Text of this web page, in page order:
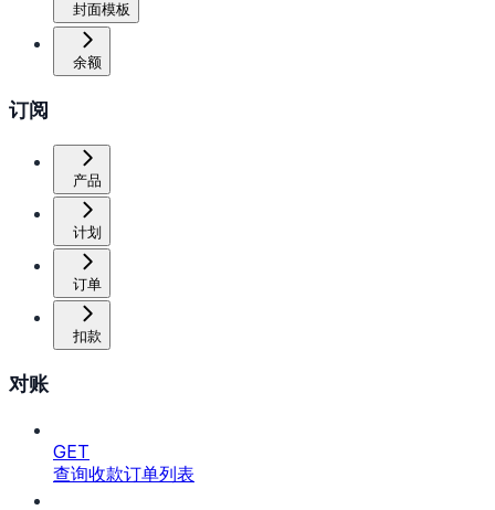
封面模板
余额
订阅
产品
计划
订单
扣款
对账
GET
查询收款订单列表